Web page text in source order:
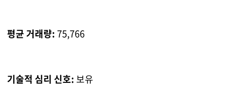
평균 거래량:75,766
기술적 심리 신호: 보유